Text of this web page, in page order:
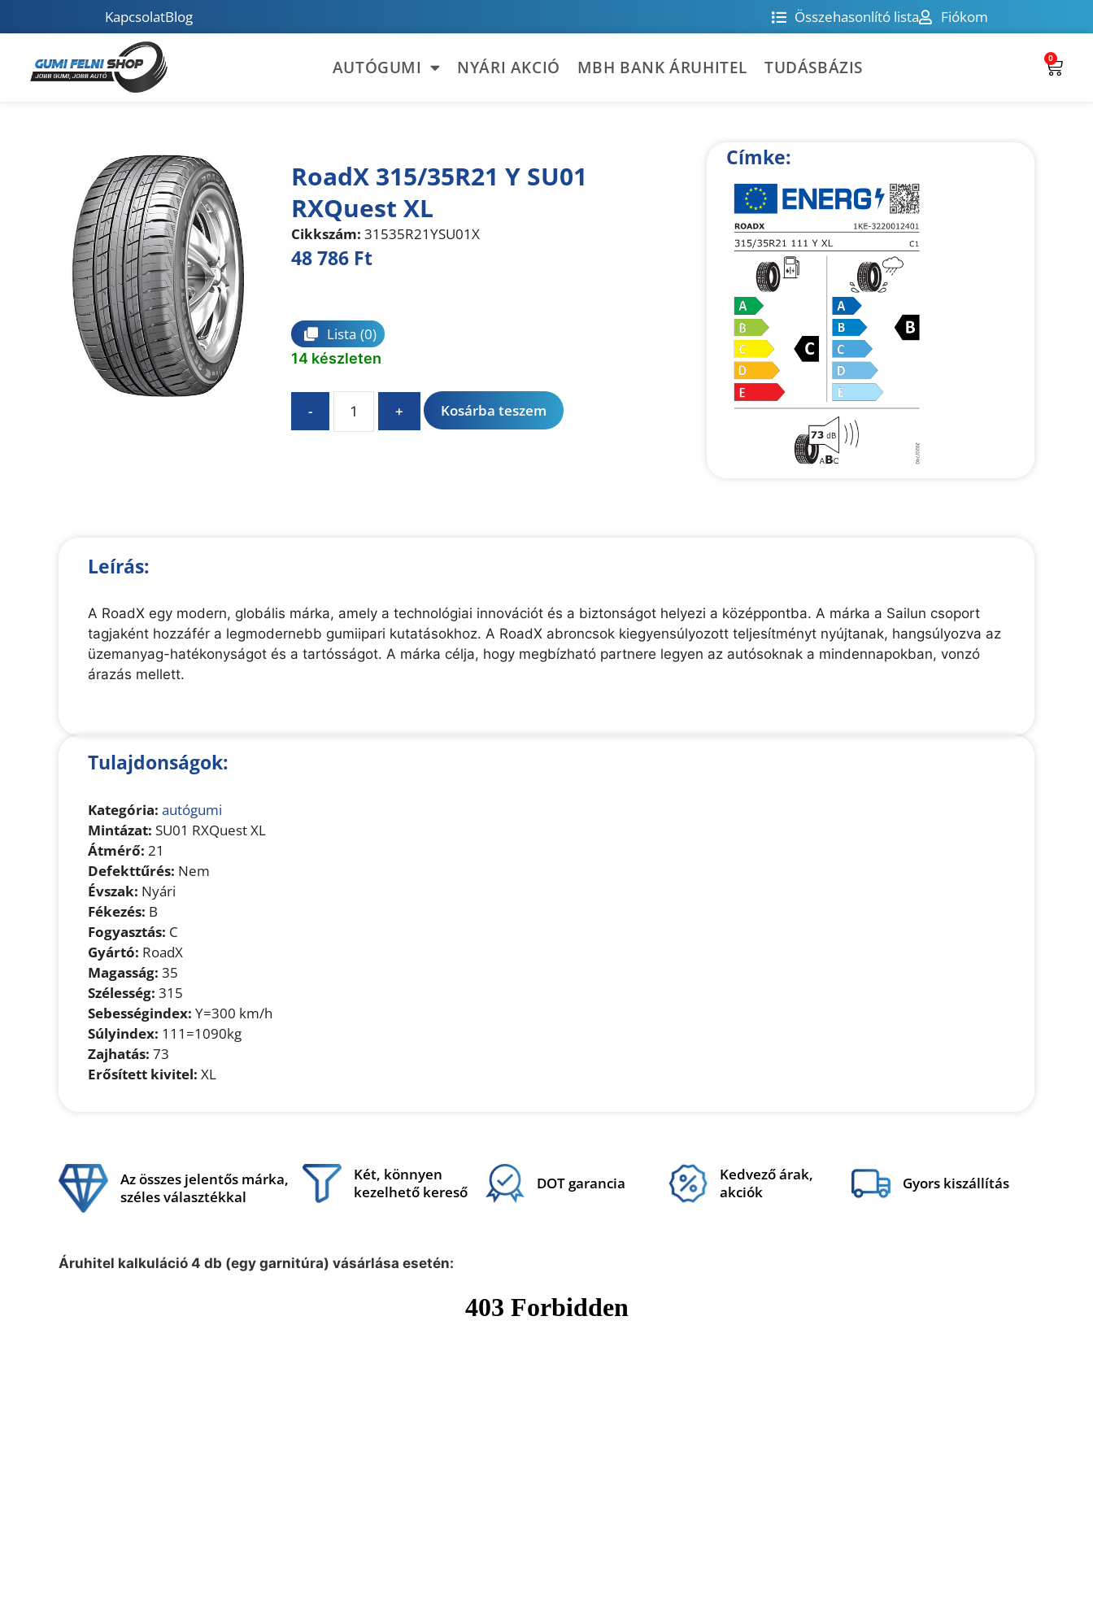
KapcsolatBlog Összehasonlító lista Fiókom
AUTÓGUMI NYÁRI AKCIÓ MBH BANK ÁRUHITEL TUDÁSBÁZIS 0
RoadX 315/35R21 Y SU01
RXQuest XL
Cikkszám: 31535R21YSU01X
48 786 Ft
Lista (0)
14 készleten
- + Kosárba teszem
Címke:
Leírás:
A RoadX egy modern, globális márka, amely a technológiai innovációt és a biztonságot helyezi a középpontba. A márka a Sailun csoport
tagjaként hozzáfér a legmodernebb gumiipari kutatásokhoz. A RoadX abroncsok kiegyensúlyozott teljesítményt nyújtanak, hangsúlyozva az
üzemanyag-hatékonyságot és a tartósságot. A márka célja, hogy megbízható partnere legyen az autósoknak a mindennapokban, vonzó
árazás mellett.
Tulajdonságok:
Kategória: autógumi
Mintázat: SU01 RXQuest XL
Átmérő: 21
Defekttűrés: Nem
Évszak: Nyári
Fékezés: B
Fogyasztás: C
Gyártó: RoadX
Magasság: 35
Szélesség: 315
Sebességindex: Y=300 km/h
Súlyindex: 111=1090kg
Zajhatás: 73
Erősített kivitel: XL
Az összes jelentős márka,
széles választékkal
Két, könnyen
kezelhető kereső
DOT garancia
Kedvező árak,
akciók
Gyors kiszállítás
Áruhitel kalkuláció 4 db (egy garnitúra) vásárlása esetén: